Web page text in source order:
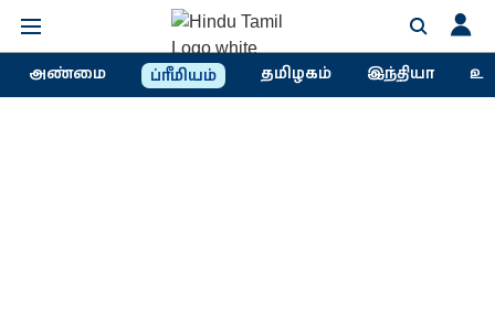
அண்மை ப்ரீமியம் தமிழகம் இந்தியா